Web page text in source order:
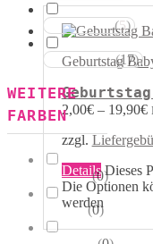
Geburtstag
2,00€– 19,90€
zzgl.
Details Dieses
Die Optionen
werden
Blau Weiss (5)
Mehrfarbig (17)
WEITERE
FARBEN
Kristall (0)
Pastell (0)